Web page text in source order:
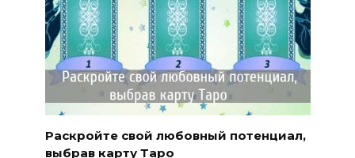
Раскройте свой любовный потенциал,
выбрав карту Таро